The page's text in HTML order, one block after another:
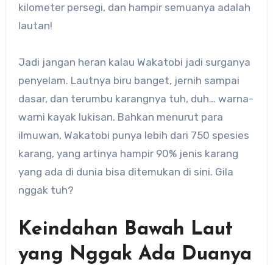
kilometer persegi, dan hampir semuanya adalah
lautan!
Jadi jangan heran kalau Wakatobi jadi surganya
penyelam. Lautnya biru banget, jernih sampai
dasar, dan terumbu karangnya tuh, duh… warna-
warni kayak lukisan. Bahkan menurut para
ilmuwan, Wakatobi punya lebih dari 750 spesies
karang, yang artinya hampir 90% jenis karang
yang ada di dunia bisa ditemukan di sini. Gila
nggak tuh?
Keindahan Bawah Laut
yang Nggak Ada Duanya